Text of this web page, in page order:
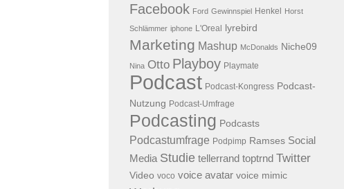
Facebook Ford Gewinnspiel Henkel Horst
Schlämmer iphone L'Oreal lyrebird
Marketing Mashup McDonalds Niche09
Nina Otto Playboy Playmate
Podcast Podcast-Kongress Podcast-
Nutzung Podcast-Umfrage
Podcasting Podcasts
Podcastumfrage Podpimp Ramses Social
Media Studie tellerrand toptrnd Twitter
Video voco voice avatar voice mimic